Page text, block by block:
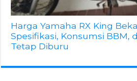
Harga Yamaha RX King
Spesifikasi, Konsumsi BBM,
Tetap Diburu